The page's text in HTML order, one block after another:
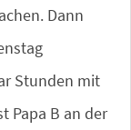
Dann
Stunden mit
Papa B an der